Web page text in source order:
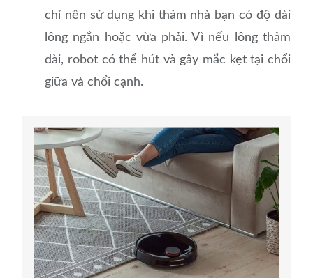
chỉ nên sử dụng khi thảm nhà bạn có độ dài
lông ngắn hoặc vừa phải. Vì nếu lông thảm
dài, robot có thể hút và gây mắc kẹt tại chổi
giữa và chổi cạnh.